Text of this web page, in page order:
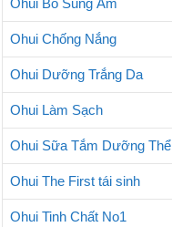
Ohui Bổ Sung Ẩm
Ohui Chống Nắng
Ohui Dưỡng Trắng Da
Ohui Làm Sạch
Ohui Sữa Tắm Dưỡng Thể
Ohui The First tái sinh
Ohui Tinh Chất No1